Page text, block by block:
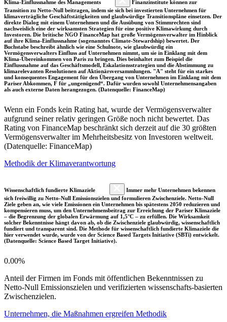
Klima-Einflussnahme des Managements
Finanzinstitute können zur
Transition zu Netto-Null beitragen, indem sie sich bei investierten Unternehmen für
klimaverträgliche Geschäftstätigkeiten und glaubwürdige Transitionspläne einsetzen. Der
direkte Dialog mit einem Unternehmen und die Ausübung von Stimmrechten sind
nachweislich eine der wirksamsten Strategien für eine positive Klimawirkung durch
Investoren. Die britische NGO FinanceMap hat große Vermögensverwalter im Hinblick
auf ihre Klima-Einflussnahme (sogenanntes Climate-Stewardship) bewertet. Der
Buchstabe beschreibt ähnlich wie eine Schulnote, wie glaubwürdig ein
Vermögensverwalters Einfluss auf Unternehmen nimmt, um sie in Einklang mit dem
Klima-Übereinkommen von Paris zu bringen. Dies beinhaltet zum Beispiel die
Einflussnahme auf das Geschäftsmodell, Eskalationsstrategien und die Abstimmung zu
klimarelevanten Resolutionen auf Aktionärsversammlungen. "A" steht für ein starkes
und konsequentes Engagement für den Übergang von Unternehmen im Einklang mit dem
Pariser Abkommen, F für „ungenügend“. Dafür wurden sowohl Unternehmensangaben
als auch externe Daten herangezogen. (Datenquelle: FinanceMap)
Wenn ein Fonds kein Rating hat, wurde der Vermögensverwalter
aufgrund seiner relativ geringen Größe noch nicht bewertet. Das
Rating von FinanceMap beschränkt sich derzeit auf die 30 größten
Vermögensverwalter im Mehrheitsbesitz von Investoren weltweit.
(Datenquelle: FinanceMap)
Methodik der Klimaverantwortung
Wissenschaftlich fundierte Klimaziele
Immer mehr Unternehmen bekennen
sich freiwillig zu Netto-Null Emissionszielen und formulieren Zwischenziele. Netto-Null
Ziele geben an, wie viele Emissionen ein Unternehmen bis spätestens 2050 reduzieren und
kompensieren muss, um den Unternehmensbeitrag zur Erreichung der Pariser Klimaziele
– die Begrenzung der globalen Erwärmung auf 1,5°C – zu erfüllen. Die Wirksamkeit
solcher Bekenntnisse hängt davon ab, ob die Zwischenziele glaubwürdig, wissenschaftlich
fundiert und transparent sind. Die Methode für wissenschaftlich fundierte Klimaziele die
hier verwendet wurde, wurde von der Science Based Targets Initiative (SBTi) entwickelt.
(Datenquelle: Science Based Target Initiative).
0.00%
Anteil der Firmen im Fonds mit öffentlichen Bekenntnissen zu
Netto-Null Emissionszielen und verifizierten wissenschafts-basierten
Zwischenzielen.
Unternehmen, die Maßnahmen ergreifen Methodik